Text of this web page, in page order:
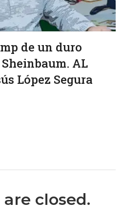
de un duro
AL
López Segura
closed.